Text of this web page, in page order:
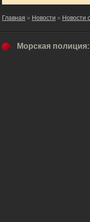
Главная » Новости » Новости
Морская